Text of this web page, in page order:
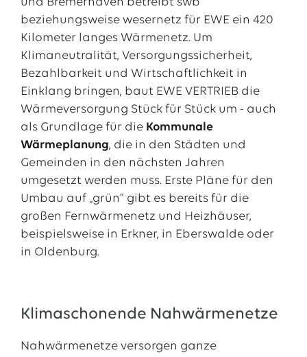
beziehungsweise wesernetz für EWE ein 420
Kilometer langes Wärmenetz. Um
Klimaneutralität, Versorgungssicherheit,
Bezahlbarkeit und Wirtschaftlichkeit in
Einklang bringen, baut EWE VERTRIEB die
Wärmeversorgung Stück für Stück um - auch
als Grundlage für die Kommunale
Wärmeplanung, die in den Städten und
Gemeinden in den nächsten Jahren
umgesetzt werden muss. Erste Pläne für den
Umbau auf „grün“ gibt es bereits für die
großen Fernwärmenetz und Heizhäuser,
beispielsweise in Erkner, in Eberswalde oder
in Oldenburg.
Klimaschonende Nahwärmenetze
Nahwärmenetze versorgen ganze